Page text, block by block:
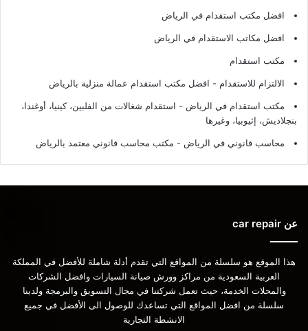
افضل مكتب استقدام في الرياض
افضل مكاتب الاستقدام في الرياض
مكتب استقدام
الالتزام للاستقدام - افضل مكتب استقدام عمالة منزلية بالرياض
مكتب استقدام في الرياض - استقدام شغالات من الفلبين، كينيا، أوغندا،
بنجلاديش، إثيوبيا، وغيرها
محاسب قانوني في الرياض - مكتب محاسب قانوني معتمد بالرياض
عن car repair
هذا الموقع هو سلسلة من المواقع التي تقدم أدلة شاملة للأفضل في المملكة
العربية السعودية من مراكز وورش صيانة السيارات وافضل الشركات
والمحلات الخدمة، حيث تعمل شركتنا في مجال التسويق والبرمجة ولدينا
سلسلة من افضل المواقع التي تساعدك للوصول الى الأفضل في جميع
الانشطة التجارية